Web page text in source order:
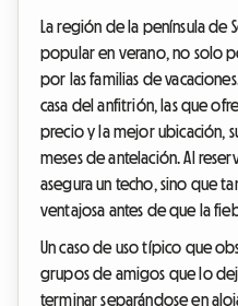
La región de la península de
popular en verano, no solo
por las familias de
casa del anfitrión, las que
precio y la mejor ubicación,
meses de antelación. Al
asegura un techo, sino que
ventajosa antes de que la
Un caso de uso típico que
grupos de amigos que lo
terminar separándose en